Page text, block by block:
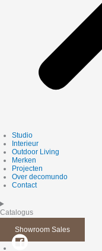
Studio
Interieur
Outdoor Living
Merken
Projecten
Over decomundo
Contact
Catalogus
Showroom Sales